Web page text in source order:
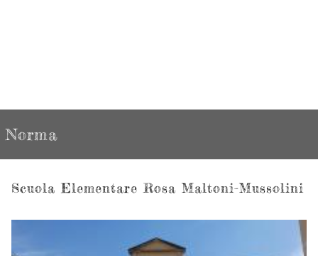
Norma
Scuola Elementare Rosa Maltoni-Mussolini